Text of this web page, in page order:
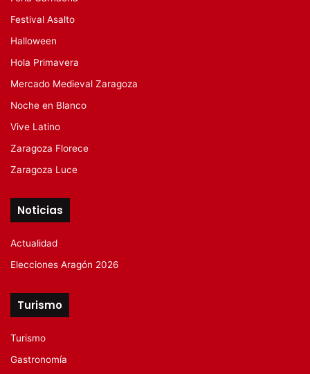
Festival Asalto
Halloween
Hola Primavera
Mercado Medieval Zaragoza
Noche en Blanco
Vive Latino
Zaragoza Florece
Zaragoza Luce
Noticias
Actualidad
Elecciones Aragón 2026
Turismo
Turismo
Gastronomía